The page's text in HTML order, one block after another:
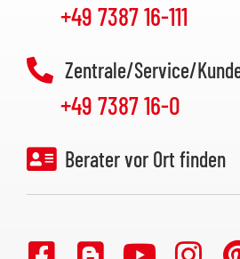
+49 7387 16-111
Zentrale/Service/
+49 7387 16-0
Berater vor Ort finden